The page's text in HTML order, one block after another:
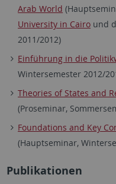
Arab World
University in Cairo und
2011/2012)
Einführung in die
Wintersemester 2012/
Theories of States and
(Proseminar,
Foundations and Key
(Hauptseminar,
Publikationen